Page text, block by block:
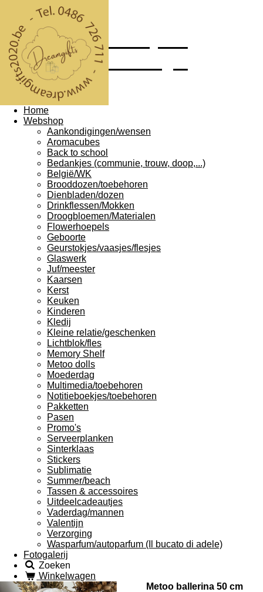
Home
Webshop
Aankondigingen/wensen
Aromacubes
Back to school
Bedankjes (communie, trouw, doop,...)
België/WK
Brooddozen/toebehoren
Dienbladen/dozen
Drinkflessen/Mokken
Droogbloemen/Materialen
Flowerhoepels
Geboorte
Geurstokjes/vaasjes/flesjes
Glaswerk
Juf/meester
Kaarsen
Kerst
Keuken
Kinderen
Kledij
Kleine relatie/geschenken
Lichtblok/fles
Memory Shelf
Metoo dolls
Moederdag
Multimedia/toebehoren
Notitieboekjes/toebehoren
Pakketten
Pasen
Promo's
Serveerplanken
Sinterklaas
Stickers
Sublimatie
Summer/beach
Tassen & accessoires
Uitdeelcadeautjes
Vaderdag/mannen
Valentijn
Verzorging
Wasparfum/autoparfum (Il bucato di adele)
Fotogalerij
Zoeken
Winkelwagen
Metoo ballerina 50 cm